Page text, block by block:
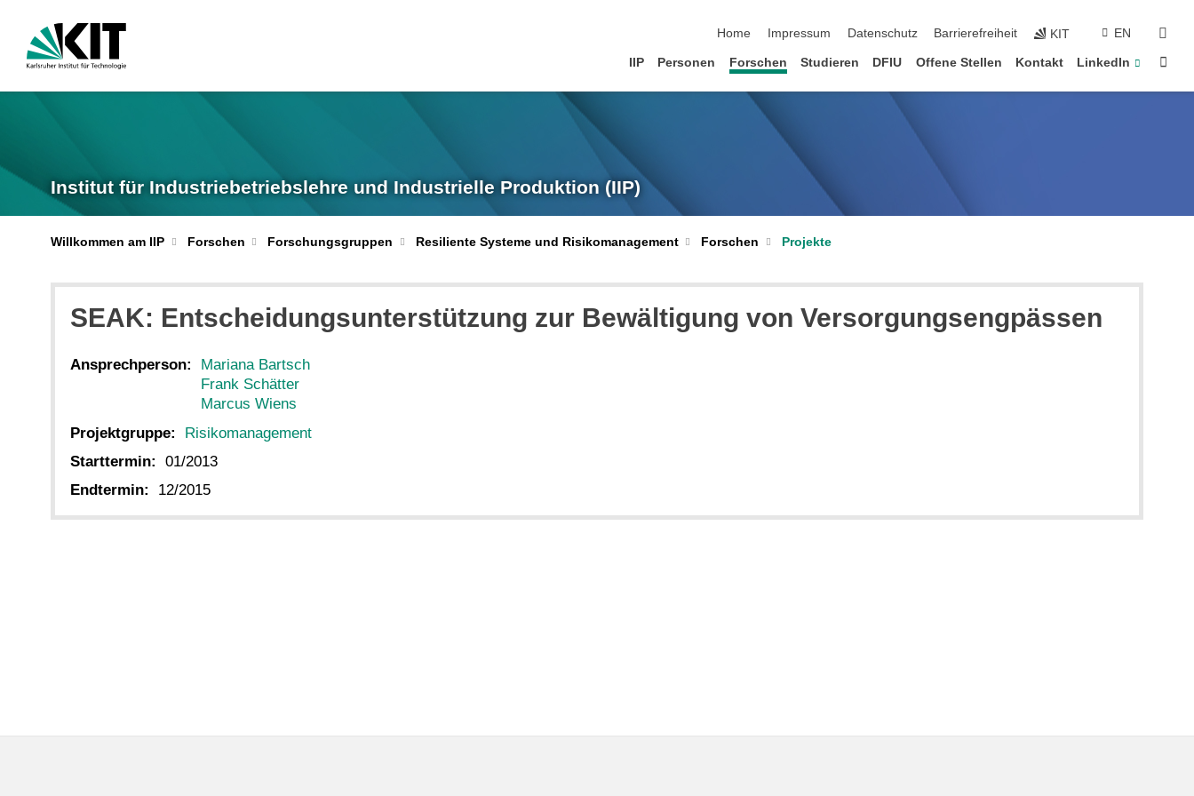
Home
Impressum Datenschutz Barrierefreiheit KIT EN
IIP Personen Forschen Studieren DFIU Offene Stellen Kontakt LinkedIn
Institut für Industriebetriebslehre und Industrielle Produktion (IIP)
Willkommen am IIP Forschen Forschungsgruppen Resiliente Systeme und Risikomanagement Forschen Projekte
SEAK: Entscheidungsunterstützung zur Bewältigung von Versorgungsengpässen
Ansprechperson:
Mariana Bartsch
Frank Schätter
Marcus Wiens
Projektgruppe:
Risikomanagement
Starttermin:
01/2013
Endtermin:
12/2015